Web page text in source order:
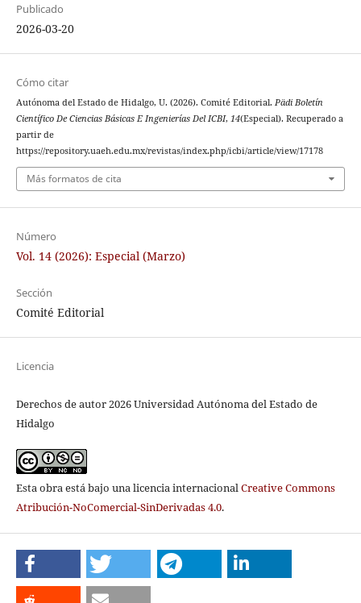
Publicado
2026-03-20
Cómo citar
Autónoma del Estado de Hidalgo, U. (2026). Comité Editorial. Pädi Boletín
Científico De Ciencias Básicas E Ingenierías Del ICBI, 14(Especial). Recuperado a
partir de
https://repository.uaeh.edu.mx/revistas/index.php/icbi/article/view/17178
Más formatos de cita
Número
Vol. 14 (2026): Especial (Marzo)
Sección
Comité Editorial
Licencia
Derechos de autor 2026 Universidad Autónoma del Estado de
Hidalgo
Esta obra está bajo una licencia internacionalCreative Commons
Atribución-NoComercial-SinDerivadas 4.0.